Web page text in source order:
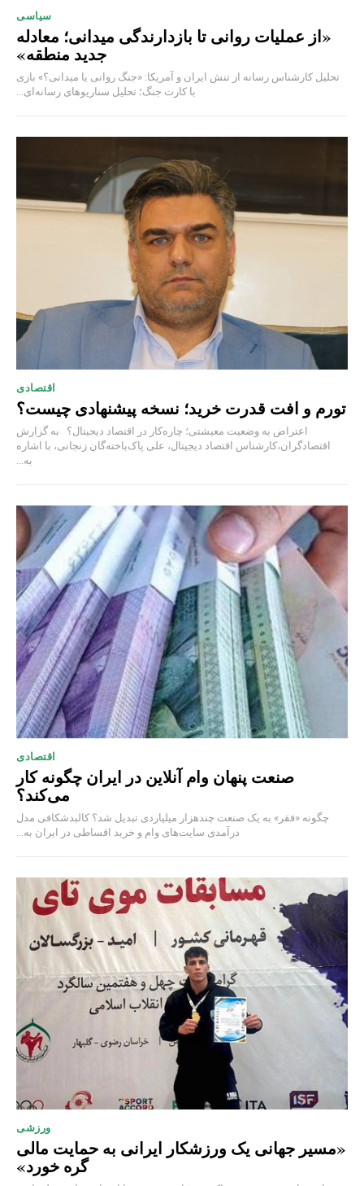
سیاسی
«از عملیات روانی تا بازدارندگی میدانی؛ معادله
جدید منطقه»
تحلیل کارشناس رسانه از تنش ایران و آمریکا: «جنگ روانی یا میدانی؟» بازی
با کارت جنگ؛ تحلیل سناریوهای رسانه‌ای...
اقتصادی
تورم و افت قدرت خرید؛ نسخه پیشنهادی چیست؟
اعتراض به وضعیت معیشتی؛ چاره‌کار در اقتصاد دیجیتال؟ به گزارش
اقتصادگران،کارشناس اقتصاد دیجیتال، علی پاک‌باخته‌گان زنجانی، با اشاره
به...
اقتصادی
صنعت پنهان وام آنلاین در ایران چگونه کار
می‌کند؟
چگونه «فقر» به یک صنعت چند‌هزار میلیاردی تبدیل شد؟ کالبدشکافی مدل
درآمدی سایت‌های وام و خرید اقساطی در ایران به...
ورزشی
«مسیر جهانی یک ورزشکار ایرانی به حمایت مالی
گره خورد»